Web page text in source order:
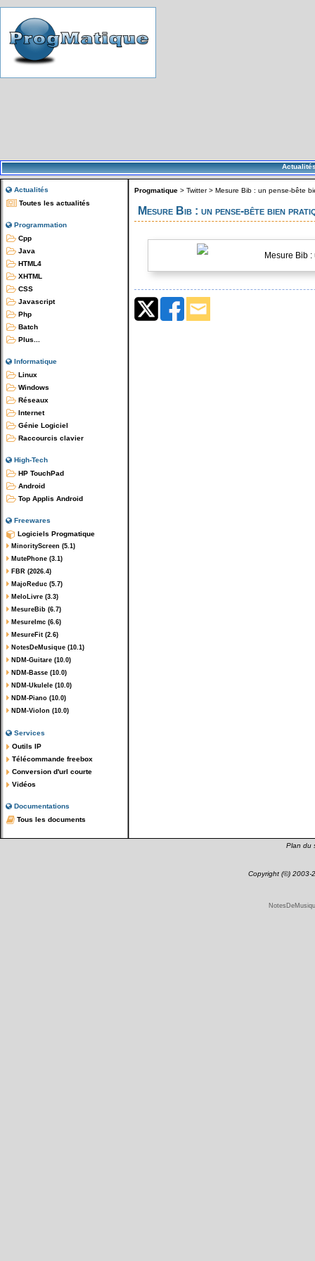
Actualités
Toutes les actualités
Programmation
Cpp
Java
HTML4
XHTML
CSS
Javascript
Php
Batch
Plus...
Informatique
Linux
Windows
Réseaux
Internet
Génie Logiciel
Raccourcis clavier
High-Tech
HP TouchPad
Android
Top Applis Android
Freewares
Logiciels Progmatique
MinorityScreen (5.1)
MutePhone (3.1)
FBR (2026.4)
MajoReduc (5.7)
MeloLivre (3.3)
MesureBib (6.7)
MesureImc (6.6)
MesureFit (2.6)
NotesDeMusique (10.1)
NDM-Guitare (10.0)
NDM-Basse (10.0)
NDM-Ukulele (10.0)
NDM-Piano (10.0)
NDM-Violon (10.0)
Services
Outils IP
Télécommande freebox
Conversion d'url courte
Vidéos
Documentations
Tous les documents
Progmatique > Twitter> Mesure Bib : un pense-bête
Mesure Bib : un pense-bête bien
Mesure Bib
Plan du
Copyright (©) 2003-